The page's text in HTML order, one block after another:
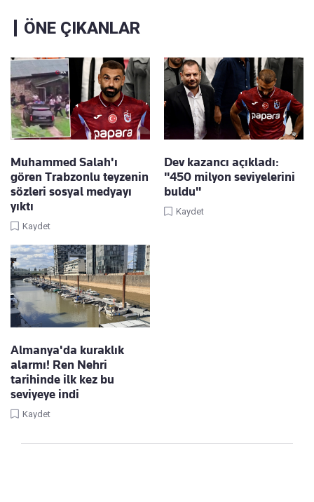
ÖNE ÇIKANLAR
Muhammed Salah'ı
gören Trabzonlu teyzenin
sözleri sosyal medyayı
yıktı
Kaydet
Dev kazancı açıkladı:
"450 milyon seviyelerini
buldu"
Kaydet
Almanya'da kuraklık
alarmı! Ren Nehri
tarihinde ilk kez bu
seviyeye indi
Kaydet